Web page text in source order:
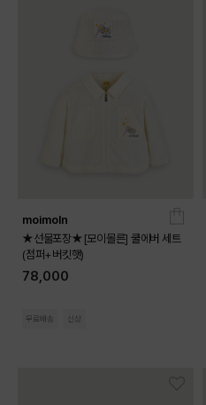
moimoln
★선물포장★[모이몰른] 쿨에버 세트
(점퍼+버킷햇)
78,000
무료배송 신상